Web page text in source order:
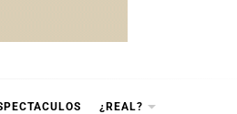
¿REAL?